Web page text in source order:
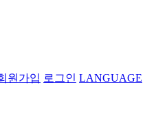
원가입 로그인 LANGUAGE